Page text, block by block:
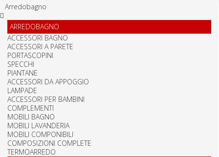
Arredobagno
ARREDOBAGNO
ACCESSORI BAGNO
ACCESSORI A PARETE
PORTASCOPINI
SPECCHI
PIANTANE
ACCESSORI DA APPOGGIO
LAMPADE
ACCESSORI PER BAMBINI
COMPLEMENTI
MOBILI BAGNO
MOBILI LAVANDERIA
MOBILI COMPONIBILI
COMPOSIZIONI COMPLETE
TERMOARREDO